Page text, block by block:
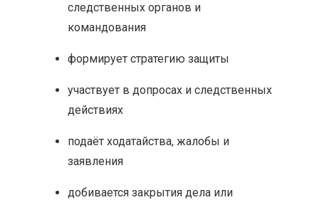
следственных органов и
командования
формирует стратегию защиты
участвует в допросах и следственных
действиях
подаёт ходатайства, жалобы и
заявления
добивается закрытия дела или